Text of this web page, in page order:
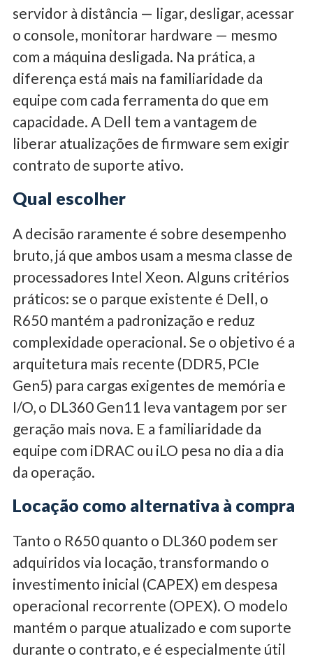
servidor à distância — ligar, desligar, acessar
o console, monitorar hardware — mesmo
com a máquina desligada. Na prática, a
diferença está mais na familiaridade da
equipe com cada ferramenta do que em
capacidade. A Dell tem a vantagem de
liberar atualizações de firmware sem exigir
contrato de suporte ativo.
Qual escolher
A decisão raramente é sobre desempenho
bruto, já que ambos usam a mesma classe de
processadores Intel Xeon. Alguns critérios
práticos: se o parque existente é Dell, o
R650 mantém a padronização e reduz
complexidade operacional. Se o objetivo é a
arquitetura mais recente (DDR5, PCIe
Gen5) para cargas exigentes de memória e
I/O, o DL360 Gen11 leva vantagem por ser
geração mais nova. E a familiaridade da
equipe com iDRAC ou iLO pesa no dia a dia
da operação.
Locação como alternativa à compra
Tanto o R650 quanto o DL360 podem ser
adquiridos via locação, transformando o
investimento inicial (CAPEX) em despesa
operacional recorrente (OPEX). O modelo
mantém o parque atualizado e com suporte
durante o contrato, e é especialmente útil